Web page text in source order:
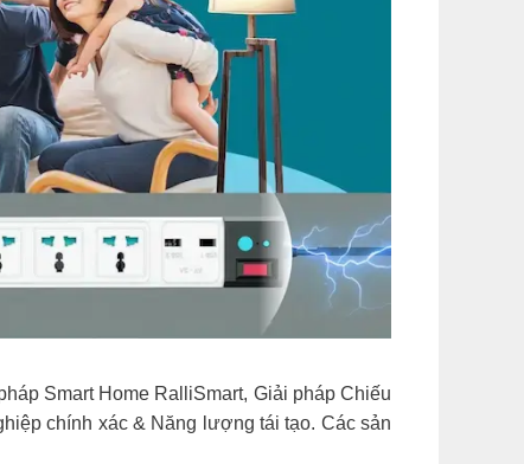
Smart Home RalliSmart, Giải pháp Chiếu
chính xác & Năng lượng tái tạo. Các sản